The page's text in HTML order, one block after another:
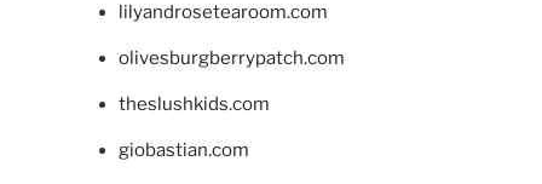
lilyandrosetearoom.com
olivesburgberrypatch.com
theslushkids.com
giobastian.com